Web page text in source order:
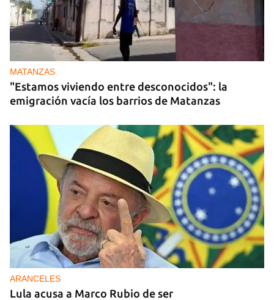
MATANZAS
"Estamos viviendo entre desconocidos": la
emigración vacía los barrios de Matanzas
ARANCELES
Lula acusa a Marco Rubio de ser